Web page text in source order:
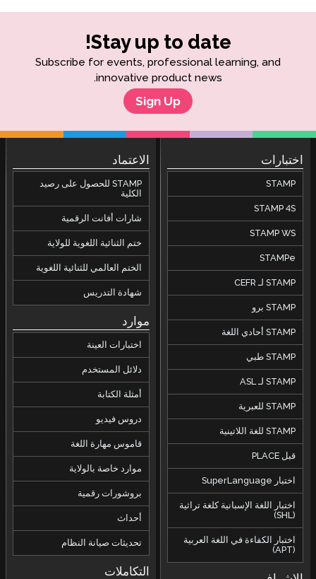
Stay up to date!
Subscribe for events, professional learning, and
innovative product news.
Sign Up
اختبارات
STAMP
STAMP 4S
STAMP WS
STAMPe
STAMP لـ CEFR
STAMP برو
STAMP أحادي اللغة
STAMP طبي
STAMP لـ ASL
STAMP للعبرية
STAMP للغة اللاتينية
قبل PLACE
اختبار SuperLanguage
اختبار اللغة الإسبانية كلغة تراثية
(SHL)
اختبار الكفاءة في اللغة العربية
(APT)
الاعتماد
STAMP للحصول على رصيد
الكلية
شارات أفانت الرقمية
ختم الثنائية اللغوية للولاية
الختم العالمي للثنائية اللغوية
شهادة التدريس
موارد
اختبارات العينة
دلائل المستخدم
أمثلة الكتابة
دروس فيديو
قاموس مهارة اللغة
موارد خاصة بالولاية
بروشورات رقمية
أحداث
تحديثات صيانة النظام
التكاملات